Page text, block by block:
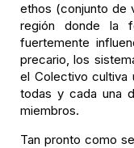
ethos (conjunto de
región donde la
fuertemente
precario, los
el Colectivo cultiva
todas y cada una
miembros.
Tan pronto como